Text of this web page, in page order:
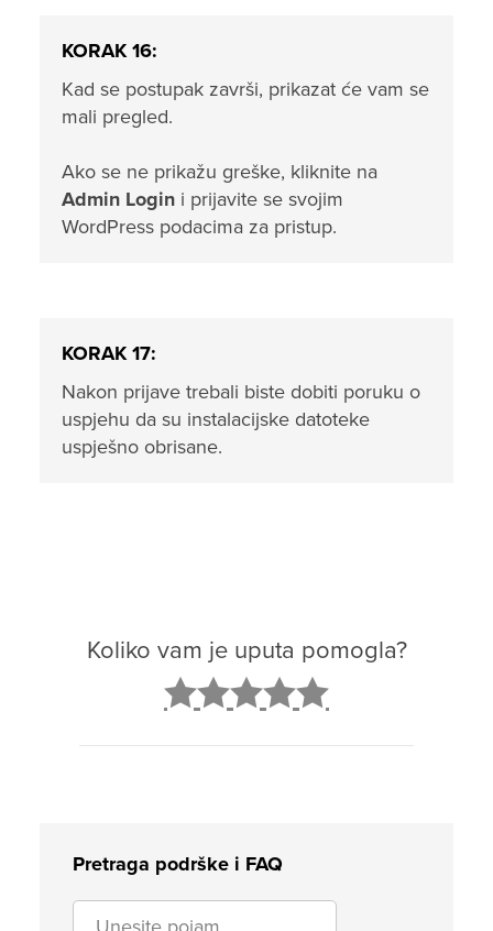
KORAK 16:
Kad se postupak završi, prikazat će vam se
mali pregled.
Ako se ne prikažu greške, kliknite na
Admin Login i prijavite se svojim
WordPress podacima za pristup.
KORAK 17:
Nakon prijave trebali biste dobiti poruku o
uspjehu da su instalacijske datoteke
uspješno obrisane.
Koliko vam je uputa pomogla?
Pretraga podrške i FAQ